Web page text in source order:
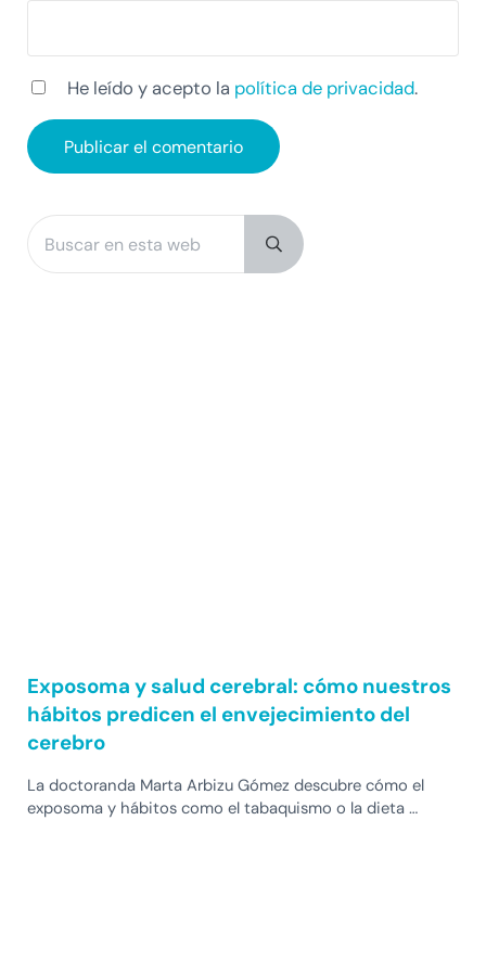
He leído y acepto la política de privacidad.
Sidebar
Buscar en esta web
Submit search
Exposoma y salud cerebral: cómo nuestros
hábitos predicen el envejecimiento del
cerebro
La doctoranda Marta Arbizu Gómez descubre cómo el
exposoma y hábitos como el tabaquismo o la dieta …